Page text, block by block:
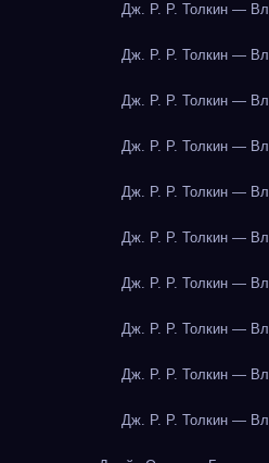
Дж. Р. Р. Толкин —
Дж. Р. Р. Толкин —
Дж. Р. Р. Толкин —
Дж. Р. Р. Толкин —
Дж. Р. Р. Толкин —
Дж. Р. Р. Толкин —
Дж. Р. Р. Толкин —
Дж. Р. Р. Толкин —
Дж. Р. Р. Толкин —
Дж. Р. Р. Толкин —